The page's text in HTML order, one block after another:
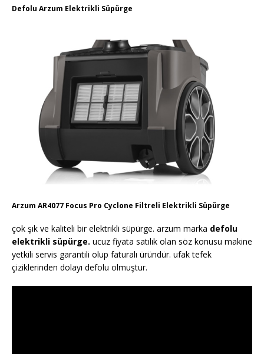
Defolu Arzum Elektrikli Süpürge
Arzum AR4077 Focus Pro Cyclone Filtreli Elektrikli Süpürge
çok şık ve kaliteli bir elektrikli süpürge. arzum marka defolu
elektrikli süpürge. ucuz fiyata satılık olan söz konusu makine
yetkili servis garantili olup faturalı üründür. ufak tefek
çiziklerinden dolayı defolu olmuştur.